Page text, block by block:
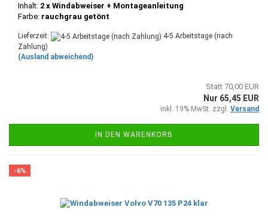
Inhalt: 2 x Windabweiser + Montageanleitung
Farbe: rauchgrau getönt
Lieferzeit:
4-5 Arbeitstage (nach
Zahlung)
(Ausland abweichend)
Statt 70,00 EUR
Nur 65,45 EUR
inkl. 19% MwSt. zzgl. Versand
IN DEN WARENKORB
-6%